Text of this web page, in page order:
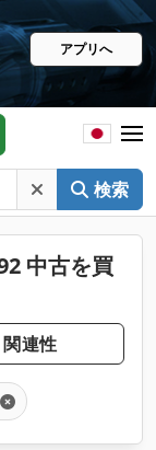
アプリへ
検索
中古を買
関連性